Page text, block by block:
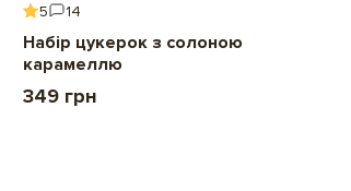
5 14
Набір цукерок з солоною
карамеллю
349 грн